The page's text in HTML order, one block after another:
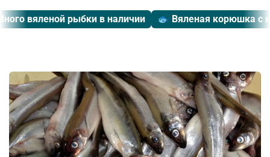
вяленой рыбки в наличии 🐟 Вяленая корюшка с